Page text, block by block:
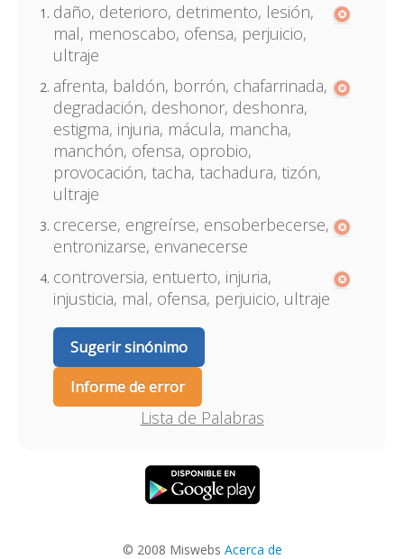
daño, deterioro, detrimento, lesión,
mal, menoscabo, ofensa, perjuicio,
ultraje
afrenta, baldón, borrón, chafarrinada,
degradación, deshonor, deshonra,
estigma, injuria, mácula, mancha,
manchón, ofensa, oprobio,
provocación, tacha, tachadura, tizón,
ultraje
crecerse, engreírse, ensoberbecerse,
entronizarse, envanecerse
controversia, entuerto, injuria,
injusticia, mal, ofensa, perjuicio, ultraje
Sugerir sinónimo
Informe de error
Lista de Palabras
© 2008 Miswebs Acerca de